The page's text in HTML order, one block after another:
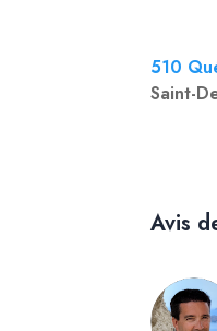
510
Saint-
Avis